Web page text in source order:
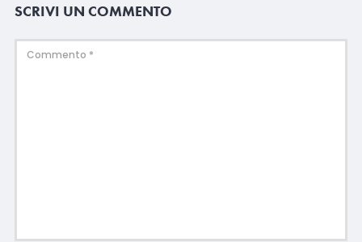
SCRIVI UN COMMENTO